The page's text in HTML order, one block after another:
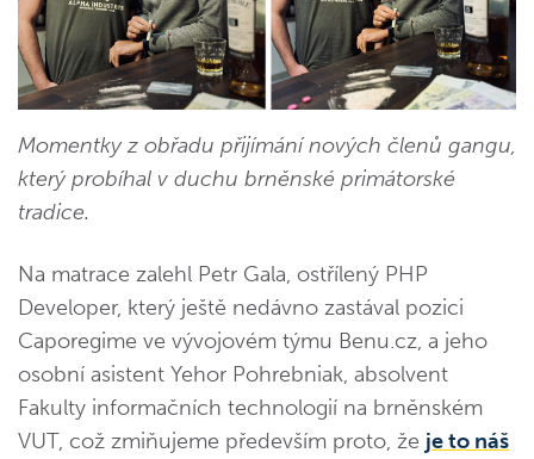
Momentky z obřadu přijímání nových členů gangu,
který probíhal v duchu brněnské primátorské
tradice.
Na matrace zalehl Petr Gala, ostřílený PHP
Developer, který ještě nedávno zastával pozici
Caporegime ve vývojovém týmu Benu.cz, a jeho
osobní asistent Yehor Pohrebniak, absolvent
Fakulty informačních technologií na brněnském
VUT, což zmiňujeme především proto, že je to náš